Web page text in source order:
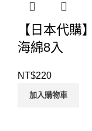
【日本代購
海綿8入
NT$220
加入購物車